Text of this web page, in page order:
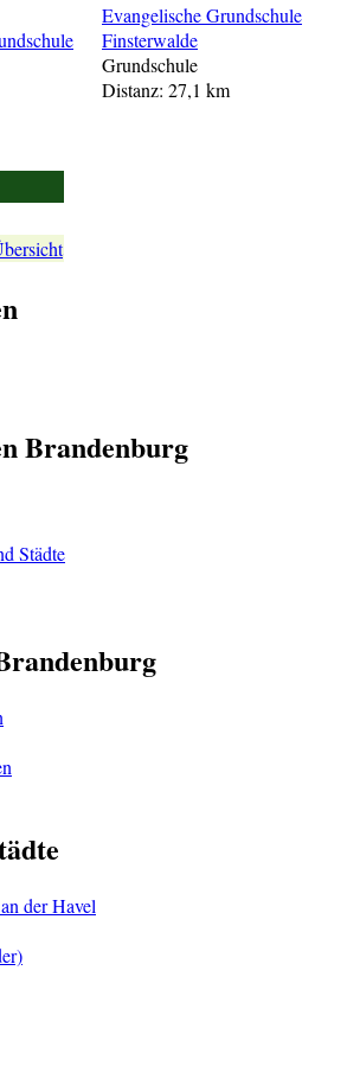
Evangelische Grundschule
Finsterwalde
Grundschule
Distanz: 27,1 km
Brandenburg
Städte
der Havel